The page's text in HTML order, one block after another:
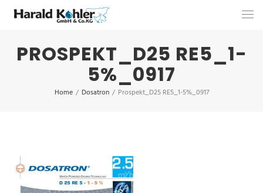
PROSPEKT_D25 RE5_1-
5%_0917
Home / Dosatron / Prospekt_D25 RE5_1-5%_0917